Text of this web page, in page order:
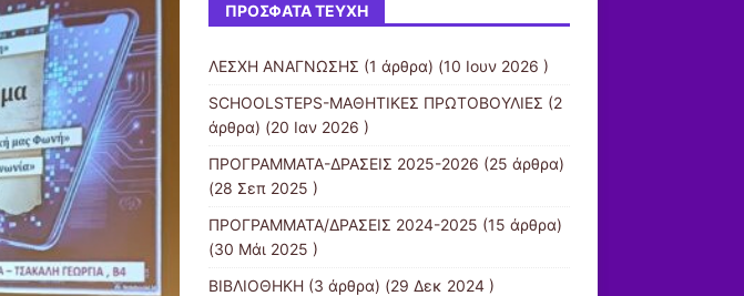
ΠΡΌΣΦΑΤΑ ΤΕΎΧΗ
ΛΕΣΧΗ ΑΝΑΓΝΩΣΗΣ (1 άρθρα) (10 Ιουν 2026 )
SCHOOLSTEPS-ΜΑΘΗΤΙΚΕΣ ΠΡΩΤΟΒΟΥΛΙΕΣ (2
άρθρα) (20 Ιαν 2026 )
ΠΡΟΓΡΑΜΜΑΤΑ-ΔΡΑΣΕΙΣ 2025-2026 (25 άρθρα)
(28 Σεπ 2025 )
ΠΡΟΓΡΑΜΜΑΤΑ/ΔΡΑΣΕΙΣ 2024-2025 (15 άρθρα)
(30 Μάι 2025 )
ΒΙΒΛΙΟΘΗΚΗ(3 άρθρα) (29 Δεκ 2024 )